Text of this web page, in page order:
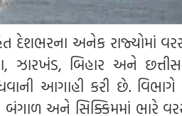
અનેક રાજ્યોમાં
ઝારખંડ, બિહાર અને
આગાહી કરી છે.
બંગાળ અને સિક્કિમમાં ભારે